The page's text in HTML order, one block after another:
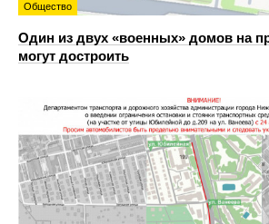
Общество
Один из двух «военных» домов на
могут достроить